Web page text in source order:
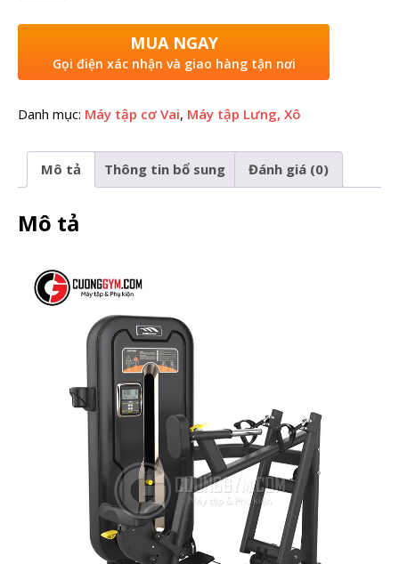
MUA NGAY
Gọi điện xác nhận và giao hàng tận nơi
Danh mục: Máy tập cơ Vai, Máy tập Lưng, Xô
Mô tả Thông tin bổ sung Đánh giá (0)
Mô tả